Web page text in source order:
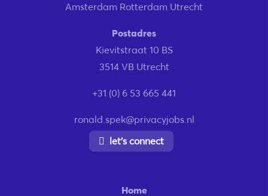
Home
Amsterdam Rotterdam Utrecht
Postadres
Kievitstraat 10 BS
3514 VB Utrecht
+31 (0) 6 53 665 441
ronald.spek@privacyjobs.nl
let’s connect